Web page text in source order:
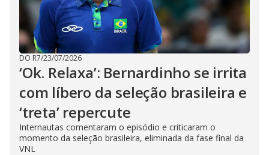
DO R7/23/07/2026
‘Ok. Relaxa’: Bernardinho se irrita
com líbero da seleção brasileira e
‘treta’ repercute
Internautas comentaram o episódio e criticaram o
momento da seleção brasileira, eliminada da fase final da
VNL